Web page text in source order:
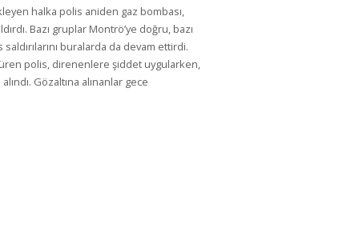
halka polis aniden gaz bombası,
Bazı gruplar Montrö’ye doğru, bazı
buralarda da devam ettirdi.
polis, direnenlere şiddet uygularken,
Gözaltına alınanlar gece